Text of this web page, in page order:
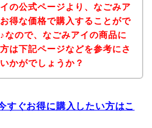
の公式ページより、なごみア
得な価格で購入することがで
なので、なごみアイの商品に
は下記ページなどを参考にさ
かがでしょうか？
すぐお得に購入したい方はこ